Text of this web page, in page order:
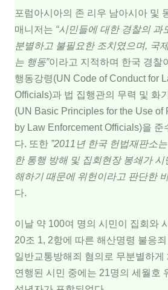
포럼아시아의 존 리우 남아시아 및
매니저는 “시민들에 대한 경찰의 과
분별하고 불필요한 조치였으며, 국
는 행동”이라고 지적하며 한국 경찰
행동강령(UN Code of Conduct for
Officials)과 법 집행관의 무력 및 화
(UN Basic Principles for the Use of
by Law Enforcement Officials)을 준
다. 또한 ”2011년 한국 헌법재판소
한 통행 방해 및 집회현장 봉쇄가
해하기 때문에 위헌이라고 판단한
다.
이날 약 100여 명의 시민이 집회와
20조 1, 2항에 따른 해산명령 불응
일반교통방해죄 혐의로 무분별하게
연행된 시민 중에는 21명의 세월호